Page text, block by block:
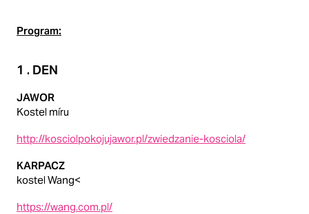
Program:
1 . DEN
JAWOR
Kostel míru
http://kosciolpokojujawor.pl/zwiedzanie-kosciola/
KARPACZ
kostel Wang<
https://wang.com.pl/